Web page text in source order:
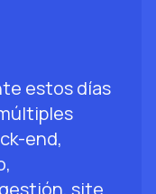
estos días
end,
site